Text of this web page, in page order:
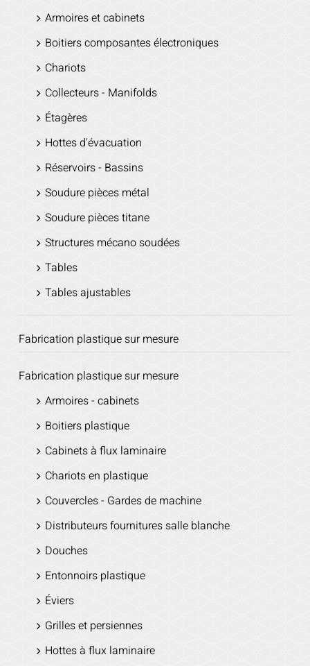
Armoires et cabinets
Boitiers composantes électroniques
Chariots
Collecteurs - Manifolds
Étagères
Hottes d'évacuation
Réservoirs - Bassins
Soudure pièces métal
Soudure pièces titane
Structures mécano soudées
Tables
Tables ajustables
Fabrication plastique sur mesure
Fabrication plastique sur mesure
Armoires - cabinets
Boitiers plastique
Cabinets à flux laminaire
Chariots en plastique
Couvercles - Gardes de machine
Distributeurs fournitures salle blanche
Douches
Entonnoirs plastique
Éviers
Grilles et persiennes
Hottes à flux laminaire